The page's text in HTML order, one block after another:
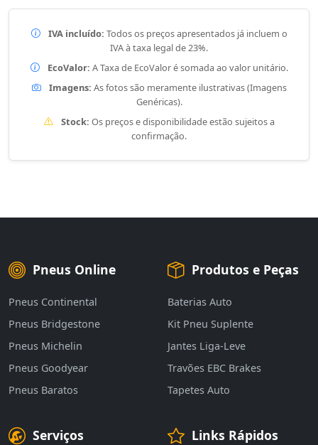
IVA incluído: Todos os preços apresentados já incluem o
IVA à taxa legal de 23%.
EcoValor: A Taxa de EcoValor é somada ao valor unitário.
Imagens: As fotos são meramente ilustrativas (Imagens
Genéricas).
Stock: Os preços e disponibilidade estão sujeitos a
confirmação.
Pneus Online
Pneus Continental
Pneus Bridgestone
Pneus Michelin
Pneus Goodyear
Pneus Baratos
Produtos e Peças
Baterias Auto
Kit Pneu Suplente
Jantes Liga-Leve
Travões EBC Brakes
Tapetes Auto
Serviços Links Rápidos